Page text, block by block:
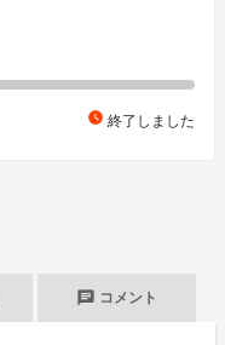
watch_later 終了しました
chat コメント